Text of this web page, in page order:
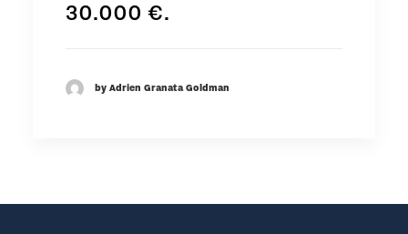
30.000 €.
by Adrien Granata Goldman